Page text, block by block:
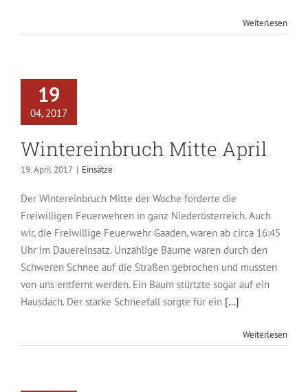
Weiterlesen
19
04, 2017
Wintereinbruch Mitte April
19. April 2017 | Einsätze
Der Wintereinbruch Mitte der Woche forderte die
Freiwilligen Feuerwehren in ganz Niederösterreich. Auch
wir, die Freiwillige Feuerwehr Gaaden, waren ab circa 16:45
Uhr im Dauereinsatz. Unzählige Bäume waren durch den
Schweren Schnee auf die Straßen gebrochen und mussten
von uns entfernt werden. Ein Baum stürtzte sogar auf ein
Hausdach. Der starke Schneefall sorgte für ein [...]
Weiterlesen